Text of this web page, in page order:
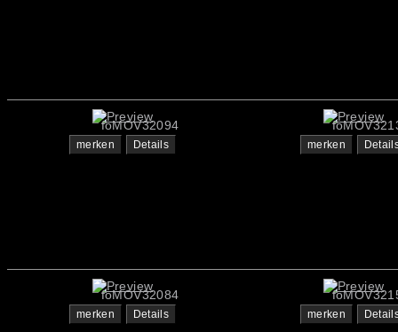
foMOV32094
merken Details merken
foMOV32084
merken Details merken